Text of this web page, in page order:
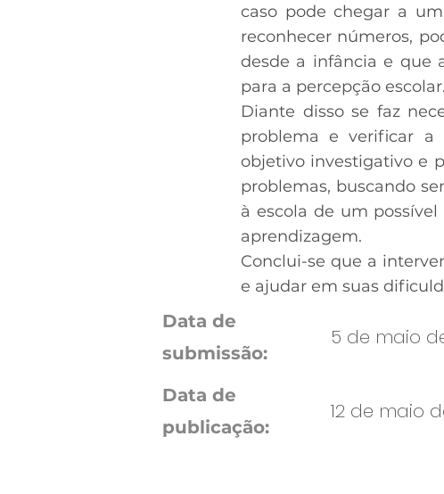
caso pode chegar a
reconhecer números,
desde a infância e que
para a percepção escolar.
Diante disso se faz
problema e verificar a
objetivo investigativo e
problemas, buscando
à escola de um
aprendizagem.
Conclui-se que a
e ajudar em suas
Data de
submissão:
5 de maio de
Data de
publicação:
12 de maio